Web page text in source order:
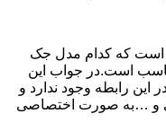
است که کدام مدل جک
است.در جواب این
رابطه وجود ندارد و
و …به صورت اختصاصی